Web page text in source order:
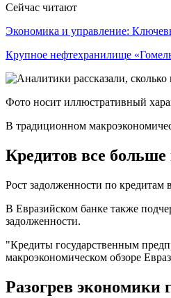
Сейчас читают
Экономика и управление:
Крупное нефтехранилище
Фото носит иллюстративный
В традиционном
Кредитов все
Рост задолженности по кредитам
В Евразийском банке также
задолженности.
"Кредиты государственным
макроэкономическом обзоре
Разогрев экономики